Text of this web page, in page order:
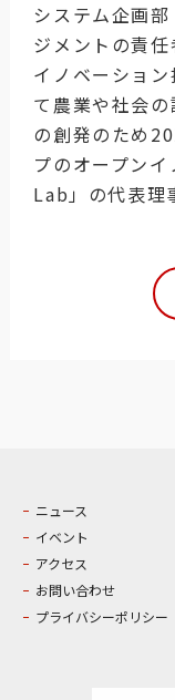
システム企画
ジメントの責
イノベーショ
て農業や社会
の創発のため
プのオープン
Lab」の代表理
ニュース
イベント
アクセス
お問い合わせ
プライバシーポリシー